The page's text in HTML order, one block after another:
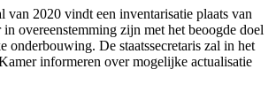
van 2020 vindt een inventarisatie plaats van
overeenstemming zijn met het beoogde doel
onderbouwing. De staatssecretaris zal in het
informeren over mogelijke actualisatie